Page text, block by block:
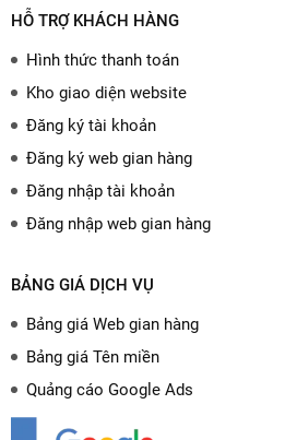
HỖ TRỢ KHÁCH HÀNG
Hình thức thanh toán
Kho giao diện website
Đăng ký tài khoản
Đăng ký web gian hàng
Đăng nhập tài khoản
Đăng nhập web gian hàng
BẢNG GIÁ DỊCH VỤ
Bảng giá Web gian hàng
Bảng giá Tên miền
Quảng cáo Google Ads